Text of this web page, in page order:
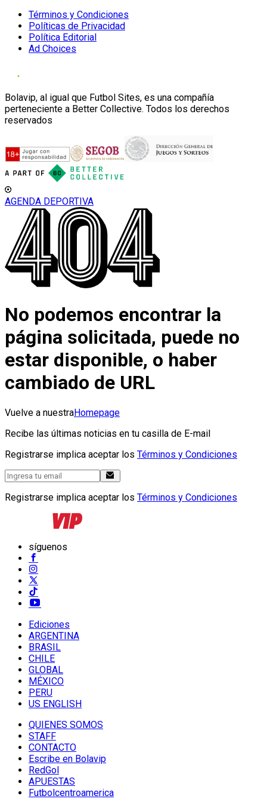
Términos y Condiciones
Políticas de Privacidad
Política Editorial
Ad Choices
Bolavip, al igual que Futbol Sites, es una compañía
perteneciente a Better Collective. Todos los derechos
reservados
AGENDA DEPORTIVA
No podemos encontrar la
página solicitada, puede no
estar disponible, o haber
cambiado de URL
Vuelve a nuestraHomepage
Recibe las últimas noticias en tu casilla de E-mail
Registrarse implica aceptar los Términos y Condiciones
Registrarse implica aceptar los Términos y Condiciones
síguenos
Ediciones
ARGENTINA
BRASIL
CHILE
GLOBAL
MÉXICO
PERU
US ENGLISH
QUIENES SOMOS
STAFF
CONTACTO
Escribe en Bolavip
RedGol
APUESTAS
Futbolcentroamerica